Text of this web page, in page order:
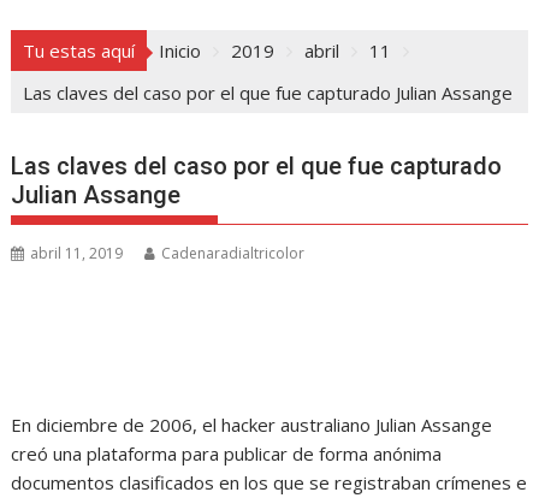
Tu estas aquí Inicio 2019 abril
11
Las claves del caso por el que fue capturado Julian Assange
Las claves del caso por el que fue capturado
Julian Assange
abril 11, 2019 Cadenaradialtricolor
En diciembre de 2006, el hacker australiano Julian Assange
creó una plataforma para publicar de forma anónima
documentos clasificados en los que se registraban crímenes e